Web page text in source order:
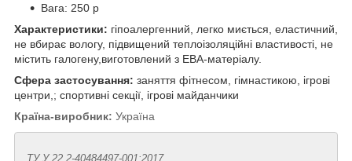
Вага: 250 р
Характеристики: гіпоалергенний, легко миється, еластичний,
не вбирає вологу, підвищений теплоізоляційні властивості, не
містить галогену,виготовлений з ЕВА-матеріалу.
Сфера застосування: заняття фітнесом, гімнастикою, ігрові
центри,; спортивні секції, ігрові майданчики
Країна-виробник: Україна
ТУ У 22.2-40484497-001:2017